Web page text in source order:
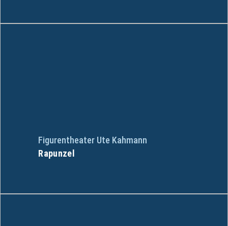
Figurentheater Ute Kahmann
Rapunzel